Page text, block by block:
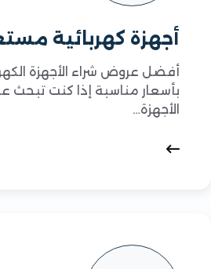
أجهزة كهربائية
أفضل عروض شراء الأجهزة
بأسعار مناسبة إذا كنت تبحث
الأجهزة…